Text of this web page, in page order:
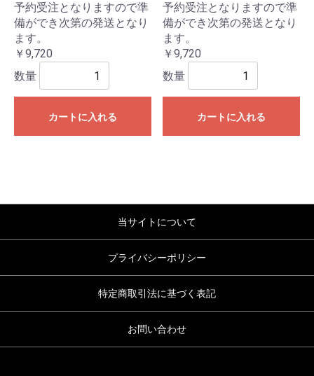
予約受注となりますので準
備ができ次第の発送となり
ます。
￥9,720
数量
カートに入れる
予約受注となりますので準
備ができ次第の発送となり
ます。
￥9,720
数量
カートに入れる
当サイトについて
プライバシーポリシー
特定商取引法に基づく表記
お問い合わせ